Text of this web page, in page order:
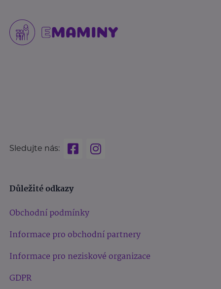
Sledujte nás:
Důležité odkazy
Obchodní podmínky
Informace pro obchodní partnery
Informace pro neziskové organizace
GDPR